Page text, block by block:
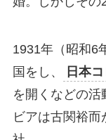
1931年（昭和6
国をし、
日本
を開くなどの
ビアは古関裕